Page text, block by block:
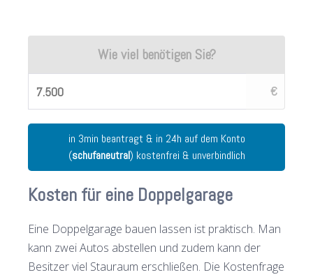
Kosten für eine Doppelgarage
Eine Doppelgarage bauen lassen ist praktisch. Man
kann zwei Autos abstellen und zudem kann der
Besitzer viel Stauraum erschließen. Die Kostenfrage
Wie viel benötigen Sie?
€
in 3min beantragt & in 24h auf dem Konto
(schufaneutral) kostenfrei & unverbindlich